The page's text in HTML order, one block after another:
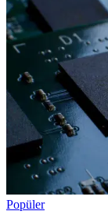
Popüler